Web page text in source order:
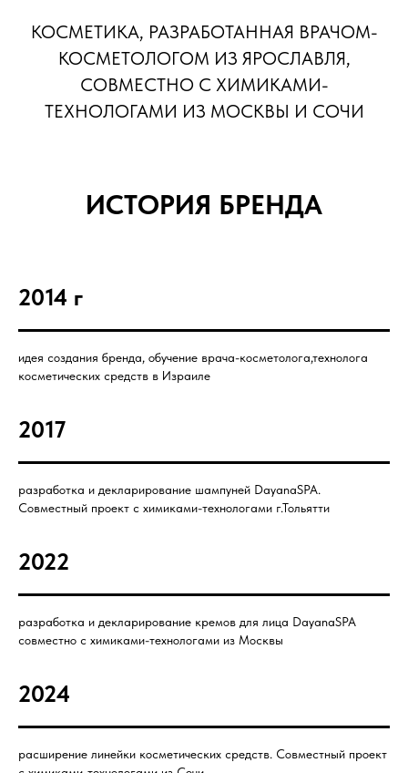
КОСМЕТИКА, РАЗРАБОТАННАЯ ВРАЧОМ-
КОСМЕТОЛОГОМ ИЗ ЯРОСЛАВЛЯ,
СОВМЕСТНО С ХИМИКАМИ-
ТЕХНОЛОГАМИ ИЗ МОСКВЫ И СОЧИ
ИСТОРИЯ БРЕНДА
2014 г
идея создания бренда, обучение врача-косметолога,технолога
косметических средств в Израиле
2017
разработка и декларирование шампуней DayanaSPA.
Совместный проект с химиками-технологами г.Тольятти
2022
разработка и декларирование кремов для лица DayanaSPA
совместно с химиками-технологами из Москвы
2024
расширение линейки косметических средств. Совместный проект